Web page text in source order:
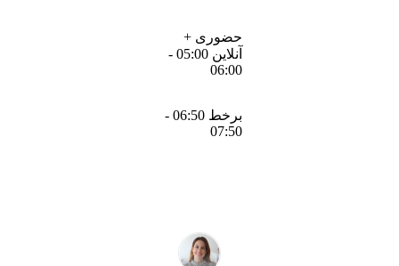
حضوری +
آنلاین 05:00 -
06:00
برخط 06:50 -
07:50